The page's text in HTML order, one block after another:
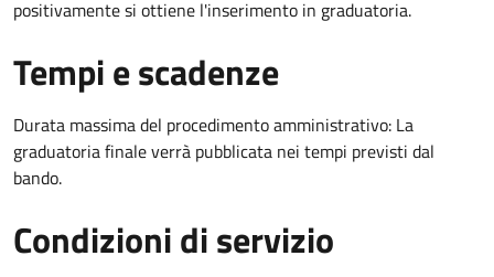
positivamente si ottiene l'inserimento in graduatoria.
Tempi e scadenze
Durata massima del procedimento amministrativo: La
graduatoria finale verrà pubblicata nei tempi previsti dal
bando.
Condizioni di servizio